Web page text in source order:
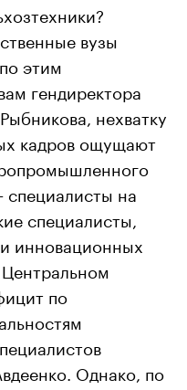
вузы
этим
гендиректора
нехватку
кадров ощущают
специалисты на
специалисты,
инновационных
по
Однако, по